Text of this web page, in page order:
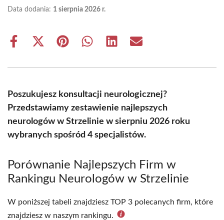
Data dodania: 1 sierpnia 2026 r.
Share
Share
(Twitter)
Share Share Share Share
Poszukujesz konsultacji neurologicznej?
Przedstawiamy zestawienie najlepszych
neurologów w Strzelinie w sierpniu 2026 roku
wybranych spośród 4 specjalistów.
Porównanie Najlepszych Firm w
Rankingu Neurologów w Strzelinie
W poniższej tabeli znajdziesz TOP 3 polecanych firm, które
znajdziesz w naszym rankingu.